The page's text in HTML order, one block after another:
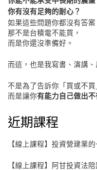
你有沒有足夠的耐心？
如果這些問題你都沒有答案
那不是台積電不能買，
而是你還沒準備好。
而這，也是我寫書、演講
不是為了告訴你「買或不買
而是讓你有能力自己做出
近期課程
【線上課程】投資營建業
【線上課程】阿甘投資法